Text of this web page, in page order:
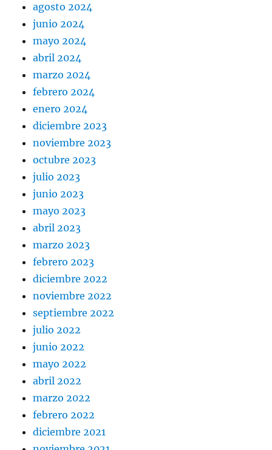
agosto 2024
junio 2024
mayo 2024
abril 2024
marzo 2024
febrero 2024
enero 2024
diciembre 2023
noviembre 2023
octubre 2023
julio 2023
junio 2023
mayo 2023
abril 2023
marzo 2023
febrero 2023
diciembre 2022
noviembre 2022
septiembre 2022
julio 2022
junio 2022
mayo 2022
abril 2022
marzo 2022
febrero 2022
diciembre 2021